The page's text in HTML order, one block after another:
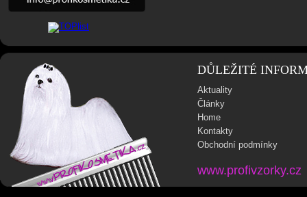
DŮLEŽITÉ
Aktuality
Články
Home
Kontakty
Obchodní podmínky
www.profivzorky.cz